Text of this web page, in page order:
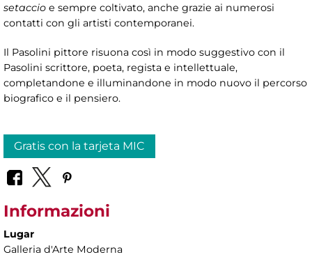
setaccio e sempre coltivato, anche grazie ai numerosi
contatti con gli artisti contemporanei.
Il Pasolini pittore risuona così in modo suggestivo con il
Pasolini scrittore, poeta, regista e intellettuale,
completandone e illuminandone in modo nuovo il percorso
biografico e il pensiero.
Gratis con la tarjeta MIC
Informazioni
Lugar
Galleria d'Arte Moderna